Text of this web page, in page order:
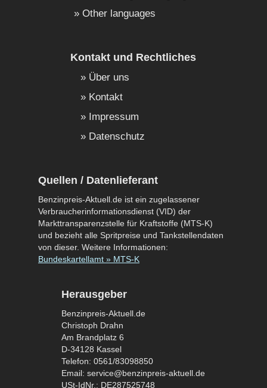
Other languages
Kontakt und Rechtliches
Über uns
Kontakt
Impressum
Datenschutz
Quellen / Datenlieferant
Benzinpreis-Aktuell.de ist ein zugelassener
Verbraucherinformationsdienst (VID) der
Markttransparenzstelle für Kraftstoffe (MTS-K)
und bezieht alle Spritpreise und Tankstellendaten
von dieser. Weitere Informationen:
Bundeskartellamt » MTS-K
Herausgeber
Benzinpreis-Aktuell.de
Christoph Drahn
Am Brandplatz 6
D-34128 Kassel
Telefon: 0561/83098850
Email: service@benzinpreis-aktuell.de
USt-IdNr.: DE287525748